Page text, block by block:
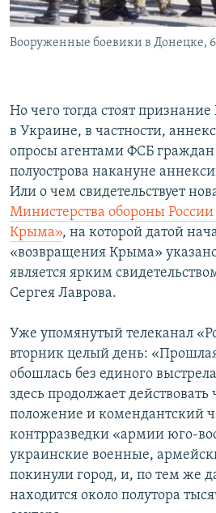
Вооруженные боевики в Донецке,
Но чего тогда стоят
в Украине, в частности,
опросы агентами ФСБ граждан
полуострова накануне
Или о чем свидетельствует
Министерства обороны
Крыма», на которой датой
«возвращения Крыма»
является ярким
Сергея Лаврова.
Уже упомянутый телеканал
вторник целый день:
обошлась без единого
здесь продолжает
положение и комендантский
контрразведки «армии юго-
украинские военные,
покинули город, и, по тем же
находится около полутора